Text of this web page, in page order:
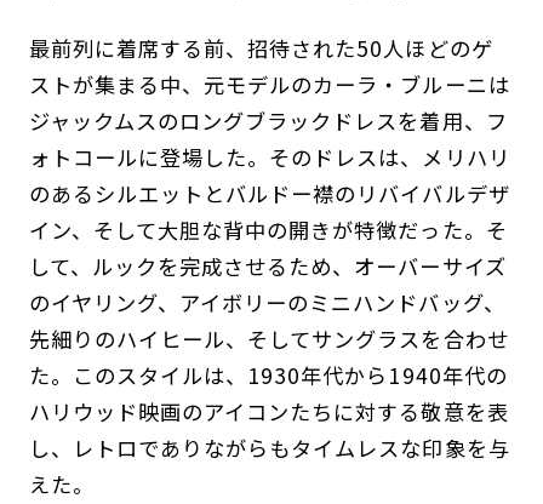
最前列に着席する前、招待された50人ほどのゲ
ストが集まる中、元モデルのカーラ・ブルーニは
ジャックムスのロングブラックドレスを着用、フ
ォトコールに登場した。そのドレスは、メリハリ
のあるシルエットとバルドー襟のリバイバルデザ
イン、そして大胆な背中の開きが特徴だった。そ
して、ルックを完成させるため、オーバーサイズ
のイヤリング、アイボリーのミニハンドバッグ、
先細りのハイヒール、そしてサングラスを合わせ
た。このスタイルは、1930年代から1940年代の
ハリウッド映画のアイコンたちに対する敬意を表
し、レトロでありながらもタイムレスな印象を与
えた。